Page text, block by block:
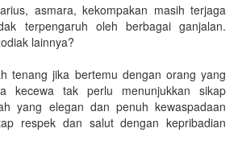
asmara, kekompakan masih terjaga
terpengaruh oleh berbagai ganjalan.
lainnya?
tenang jika bertemu dengan orang yang
kecewa tak perlu menunjukkan sikap
yang elegan dan penuh kewaspadaan
respek dan salut dengan kepribadian